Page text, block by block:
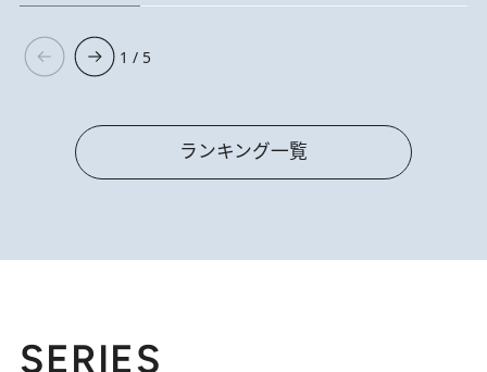
1 / 5
ランキング一覧
SERIES